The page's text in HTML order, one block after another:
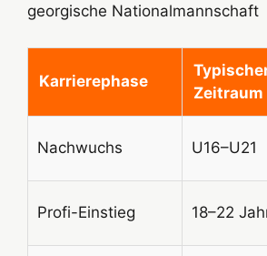
georgische Nationalmannschaft
Karrierephase
Zeitraum
Nachwuchs U16–U21
Profi-Einstieg 18–22